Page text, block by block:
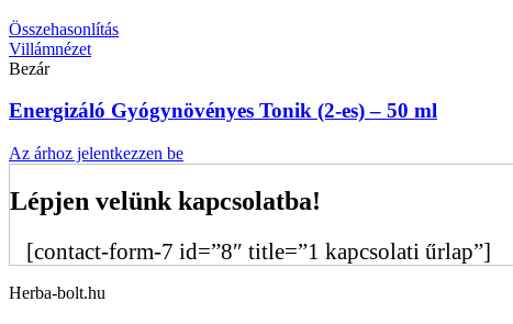
Összehasonlítás
Villámnézet
Bezár
Energizáló Gyógynövényes Tonik (2-es) – 50 ml
Az árhoz jelentkezzen be
Lépjen velünk kapcsolatba!
[contact-form-7 id=”8″ title=”1 kapcsolati űrlap”]
Herba-bolt.hu